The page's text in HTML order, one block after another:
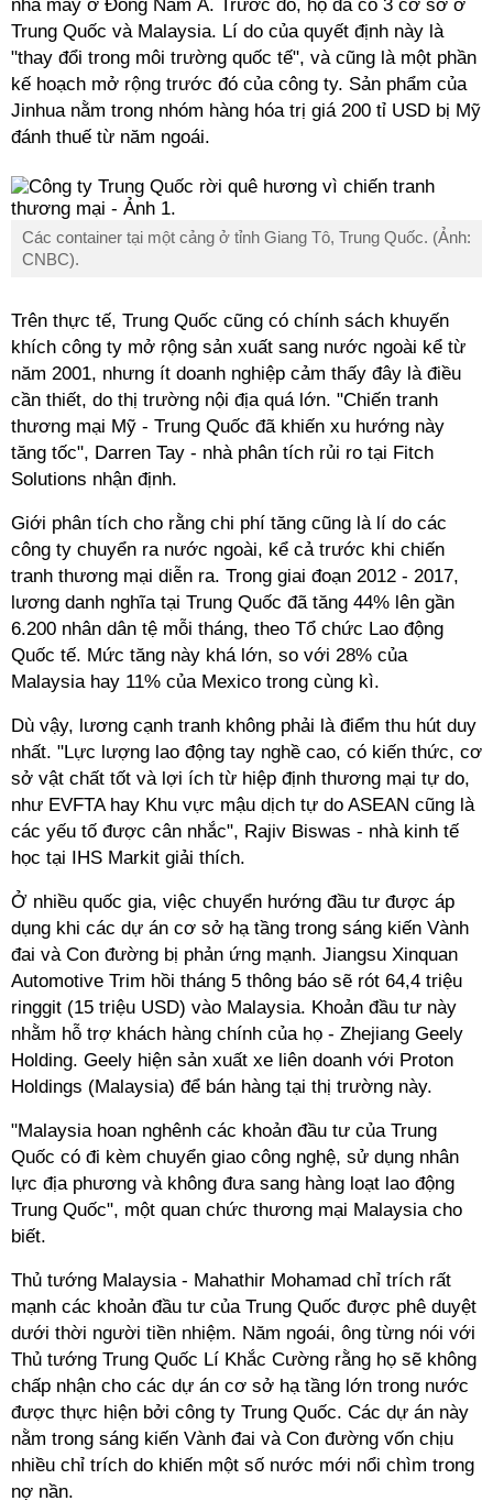
nhà máy ở Đông Nam Á. Trước đó, họ đã có 3 cơ sở ở
Trung Quốc và Malaysia. Lí do của quyết định này là
"thay đổi trong môi trường quốc tế", và cũng là một phần
kế hoạch mở rộng trước đó của công ty. Sản phẩm của
Jinhua nằm trong nhóm hàng hóa trị giá 200 tỉ USD bị Mỹ
đánh thuế từ năm ngoái.
Các container tại một cảng ở tỉnh Giang Tô, Trung Quốc. (Ảnh:
CNBC).
Trên thực tế, Trung Quốc cũng có chính sách khuyến
khích công ty mở rộng sản xuất sang nước ngoài kể từ
năm 2001, nhưng ít doanh nghiệp cảm thấy đây là điều
cần thiết, do thị trường nội địa quá lớn. "Chiến tranh
thương mại Mỹ - Trung Quốc đã khiến xu hướng này
tăng tốc", Darren Tay - nhà phân tích rủi ro tại Fitch
Solutions nhận định.
Giới phân tích cho rằng chi phí tăng cũng là lí do các
công ty chuyển ra nước ngoài, kể cả trước khi chiến
tranh thương mại diễn ra. Trong giai đoạn 2012 - 2017,
lương danh nghĩa tại Trung Quốc đã tăng 44% lên gần
6.200 nhân dân tệ mỗi tháng, theo Tổ chức Lao động
Quốc tế. Mức tăng này khá lớn, so với 28% của
Malaysia hay 11% của Mexico trong cùng kì.
Dù vậy, lương cạnh tranh không phải là điểm thu hút duy
nhất. "Lực lượng lao động tay nghề cao, có kiến thức, cơ
sở vật chất tốt và lợi ích từ hiệp định thương mại tự do,
như EVFTA hay Khu vực mậu dịch tự do ASEAN cũng là
các yếu tố được cân nhắc", Rajiv Biswas - nhà kinh tế
học tại IHS Markit giải thích.
Ở nhiều quốc gia, việc chuyển hướng đầu tư được áp
dụng khi các dự án cơ sở hạ tầng trong sáng kiến Vành
đai và Con đường bị phản ứng mạnh. Jiangsu Xinquan
Automotive Trim hồi tháng 5 thông báo sẽ rót 64,4 triệu
ringgit (15 triệu USD) vào Malaysia. Khoản đầu tư này
nhằm hỗ trợ khách hàng chính của họ - Zhejiang Geely
Holding. Geely hiện sản xuất xe liên doanh với Proton
Holdings (Malaysia) để bán hàng tại thị trường này.
"Malaysia hoan nghênh các khoản đầu tư của Trung
Quốc có đi kèm chuyển giao công nghệ, sử dụng nhân
lực địa phương và không đưa sang hàng loạt lao động
Trung Quốc", một quan chức thương mại Malaysia cho
biết.
Thủ tướng Malaysia - Mahathir Mohamad chỉ trích rất
mạnh các khoản đầu tư của Trung Quốc được phê duyệt
dưới thời người tiền nhiệm. Năm ngoái, ông từng nói với
Thủ tướng Trung Quốc Lí Khắc Cường rằng họ sẽ không
chấp nhận cho các dự án cơ sở hạ tầng lớn trong nước
được thực hiện bởi công ty Trung Quốc. Các dự án này
nằm trong sáng kiến Vành đai và Con đường vốn chịu
nhiều chỉ trích do khiến một số nước mới nổi chìm trong
nợ nần.